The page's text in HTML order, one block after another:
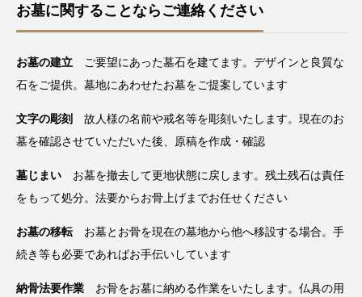
お墓に関することならご連絡ください
お墓の建立 ご要望にあった墓石を建てます。デザインと良質な
石をご提供。墓地にあわせたお墓をご提案しています
文字の彫刻
故人様の名前や戒名等を彫刻いたします。現在のお
墓を確認させていただいた後、原稿を作成・確認
墓じまい お墓を撤去して更地状態に戻します。残土残石は責任
をもって処分。法要からお骨上げまでお任せください
お墓の移転お墓とお骨を現在の墓地から他へ移設する場合。手
続き等も必要であればお手伝いしています
納骨法要作業 お骨をお墓に納める作業をいたします。仏具の用